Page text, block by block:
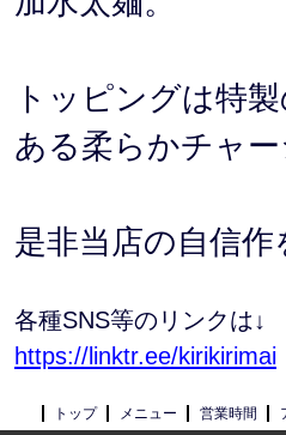
トッピングは特
ある柔らかチャ
是非当店の自信
各種SNS等のリンクは↓
https://linktr.ee/kirikirimai
トップ メニュー 営業時間